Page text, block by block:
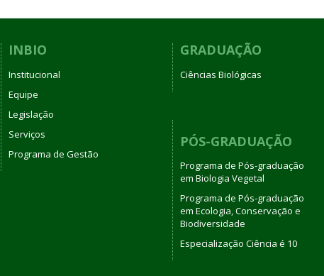
INBIO
Institucional
Equipe
Legislação
Serviços
Programa de Gestão
GRADUAÇÃO
Ciências Biológicas
PÓS-GRADUAÇÃO
Programa de Pós-graduação
em Biologia Vegetal
Programa de Pós-graduação
em Ecologia, Conservação e
Biodiversidade
Especialização Ciência é 10